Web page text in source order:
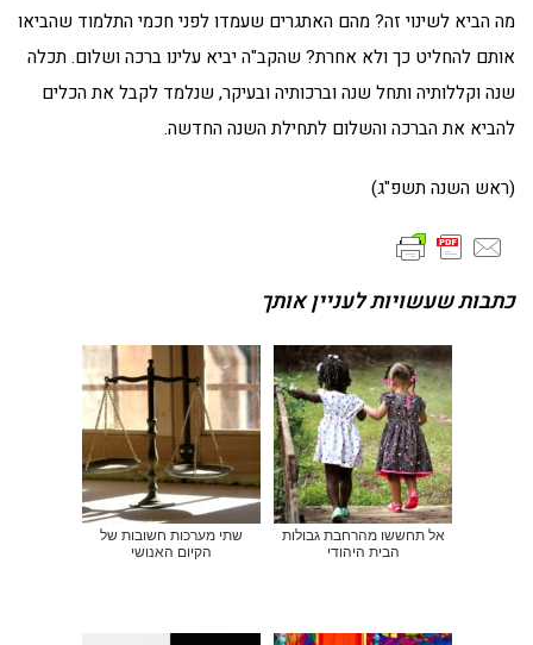
מה הביא לשינוי זה? מהם האתגרים שעמדו לפני חכמי התלמוד שהביאו
אותם להחליט כך ולא אחרת? שהקב"ה יביא עלינו ברכה ושלום. תכלה
שנה וקללותיה ותחל שנה וברכותיה ובעיקר, שנלמד לקבל את הכלים
להביא את הברכה והשלום לתחילת השנה החדשה.
(ראש השנה תשפ"ג)
כתבות שעשויות לעניין אותך
אל תחששו מהרחבת גבולות
הבית היהודי
שתי מערכות חשובות של
הקיום האנושי